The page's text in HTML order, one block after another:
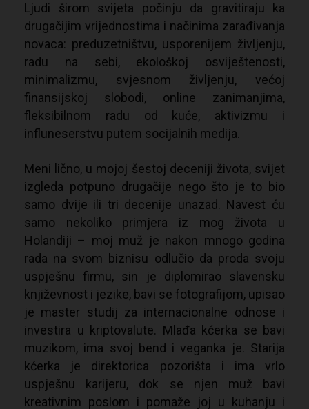
Ljudi širom svijeta počinju da gravitiraju ka
drugačijim vrijednostima i načinima zarađivanja
novaca: preduzetništvu, usporenijem življenju,
radu na sebi, ekološkoj osviještenosti,
minimalizmu, svjesnom življenju, većoj
finansijskoj slobodi, online zanimanjima,
fleksibilnom radu od kuće, aktivizmu i
influneserstvu putem socijalnih medija.
Meni lično, u mojoj šestoj deceniji života, svijet
izgleda potpuno drugačije nego što je to bio
samo dvije ili tri decenije unazad. Navest ću
samo nekoliko primjera iz mog života u
Holandiji – moj muž je nakon mnogo godina
rada na svom biznisu odlučio da proda svoju
uspješnu firmu, sin je diplomirao slavensku
književnost i jezike, bavi se fotografijom, upisao
je master studij za internacionalne odnose i
investira u kriptovalute. Mlađa kćerka se bavi
muzikom, ima svoj bend i veganka je. Starija
kćerka je direktorica pozorišta i ima vrlo
uspješnu karijeru, dok se njen muž bavi
kreativnim poslom i pomaže joj u kuhanju i